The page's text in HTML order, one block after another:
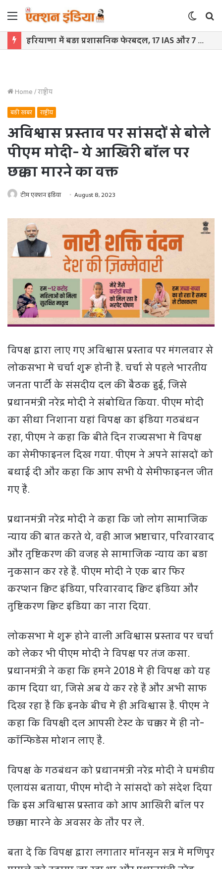
Menu
Switch
skin
हरियाणा में बड़ा प्रशासनिक फेरबदल, 17 IAS और 7 HCS अधिकारियों के तबादले
Home/राष्ट्रीय
बड़ी खबर राष्ट्रीय
अविश्वास प्रस्ताव पर सांसदों से बोले
पीएम मोदी- ये आखिरी बॉल पर
छक्का मारने का वक्त
टीम एक्शन इंडिया August 8, 2023
विपक्ष द्वारा लाए गए अविश्वास प्रस्ताव पर मंगलवार से
लोकसभा में चर्चा शुरू होनी है. चर्चा से पहले भारतीय
जनता पार्टी के संसदीय दल की बैठक हुई, जिसे
प्रधानमंत्री नरेंद्र मोदी ने संबोधित किया. पीएम मोदी
का सीधा निशाना यहां विपक्ष का इंडिया गठबंधन
रहा, पीएम ने कहा कि बीते दिन राज्यसभा में विपक्ष
का सेमीफाइनल दिख गया. पीएम ने अपने सांसदों को
बधाई दी और कहा कि आप सभी ये सेमीफाइनल जीत
गए हैं.
प्रधानमंत्री नरेंद्र मोदी ने कहा कि जो लोग सामाजिक
न्याय की बात करते थे, वही आज भ्रष्टाचार, परिवारवाद
और तुष्टिकरण की वजह से सामाजिक न्याय का बड़ा
नुकसान कर रहे हैं. पीएम मोदी ने एक बार फिर
करप्शन क्विट इंडिया, परिवारवाद क्विट इंडिया और
तुष्टिकरण क्विट इंडिया का नारा दिया.
लोकसभा में शुरू होने वाली अविश्वास प्रस्ताव पर चर्चा
को लेकर भी पीएम मोदी ने विपक्ष पर तंज कसा.
प्रधानमंत्री ने कहा कि हमने 2018 में ही विपक्ष को यह
काम दिया था, जिसे अब ये कर रहे हैं और अभी साफ
दिख रहा है कि इनके बीच में ही अविश्वास है. पीएम ने
कहा कि विपक्षी दल आपसी टेस्ट के चक्कर में ही नो-
कॉन्फिडेंस मोशन लाए हैं.
विपक्ष के गठबंधन को प्रधानमंत्री नरेंद्र मोदी ने घमंडीय
एलायंस बताया, पीएम मोदी ने सांसदों को संदेश दिया
कि इस अविश्वास प्रस्ताव को आप आखिरी बॉल पर
छक्का मारने के अवसर के तौर पर लें.
बता दें कि विपक्ष द्वारा लगातार मॉनसून सत्र में मणिपुर